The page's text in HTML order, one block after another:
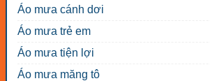
Áo mưa cánh dơi
Áo mưa trẻ em
Áo mưa tiện lợi
Áo mưa măng tô